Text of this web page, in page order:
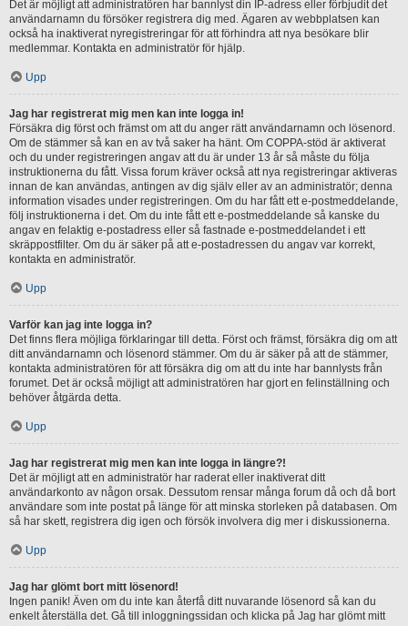
Det är möjligt att administratören har bannlyst din IP-adress eller förbjudit det
användarnamn du försöker registrera dig med. Ägaren av webbplatsen kan
också ha inaktiverat nyregistreringar för att förhindra att nya besökare blir
medlemmar. Kontakta en administratör för hjälp.
Upp
Jag har registrerat mig men kan inte logga in!
Försäkra dig först och främst om att du anger rätt användarnamn och lösenord.
Om de stämmer så kan en av två saker ha hänt. Om COPPA-stöd är aktiverat
och du under registreringen angav att du är under 13 år så måste du följa
instruktionerna du fått. Vissa forum kräver också att nya registreringar aktiveras
innan de kan användas, antingen av dig själv eller av an administratör; denna
information visades under registreringen. Om du har fått ett e-postmeddelande,
följ instruktionerna i det. Om du inte fått ett e-postmeddelande så kanske du
angav en felaktig e-postadress eller så fastnade e-postmeddelandet i ett
skräppostfilter. Om du är säker på att e-postadressen du angav var korrekt,
kontakta en administratör.
Upp
Varför kan jag inte logga in?
Det finns flera möjliga förklaringar till detta. Först och främst, försäkra dig om att
ditt användarnamn och lösenord stämmer. Om du är säker på att de stämmer,
kontakta administratören för att försäkra dig om att du inte har bannlysts från
forumet. Det är också möjligt att administratören har gjort en felinställning och
behöver åtgärda detta.
Upp
Jag har registrerat mig men kan inte logga in längre?!
Det är möjligt att en administratör har raderat eller inaktiverat ditt
användarkonto av någon orsak. Dessutom rensar många forum då och då bort
användare som inte postat på länge för att minska storleken på databasen. Om
så har skett, registrera dig igen och försök involvera dig mer i diskussionerna.
Upp
Jag har glömt bort mitt lösenord!
Ingen panik! Även om du inte kan återfå ditt nuvarande lösenord så kan du
enkelt återställa det. Gå till inloggningssidan och klicka på Jag har glömt mitt